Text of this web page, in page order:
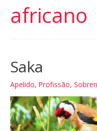
africano
Saka
Apelido, Profissão,